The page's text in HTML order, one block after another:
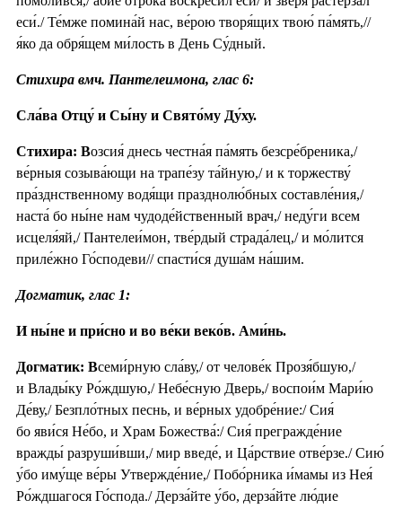
еси́./ Те́мже помина́й нас, ве́рою творя́щих твою́ па́мять,//
я́ко да обря́щем ми́лость в День Су́дный.
Стихира вмч. Пантелеимона, глас 6:
Сла́ва Отцу́ и Сы́ну и Свято́му Ду́ху.
Стихира: Возсия́ днесь честна́я па́мять безсре́бреника,/
ве́рныя созыва́ющи на трапе́зу та́йную,/ и к торжеству́
пра́зднственному водя́щи празднолю́бных составле́ния,/
наста́ бо ны́не нам чудоде́йственный врач,/ неду́ги всем
исцеля́яй,/ Пантелеи́мон, тве́рдый страда́лец,/ и мо́лится
приле́жно Го́сподеви// спасти́ся душа́м на́шим.
Догматик, глас 1:
И ны́не и при́сно и во ве́ки веко́в. Ами́нь.
Догматик: Всеми́рную сла́ву,/ от челове́к Прозя́бшую,/
и Влады́ку Ро́ждшую,/ Небе́сную Дверь,/ воспои́м Мари́ю
Де́ву,/ Безпло́тных песнь, и ве́рных удобре́ние:/ Сия́
бо яви́ся Не́бо, и Храм Божества́:/ Сия́ прегражде́ние
вражды́ разруши́вши,/ мир введе́, и Ца́рствие отве́рзе./ Сию́
у́бо иму́ще ве́ры Утвержде́ние,/ Побо́рника и́мамы из Нея́
Ро́ждшагося Го́спода./ Дерза́йте у́бо, дерза́йте лю́дие